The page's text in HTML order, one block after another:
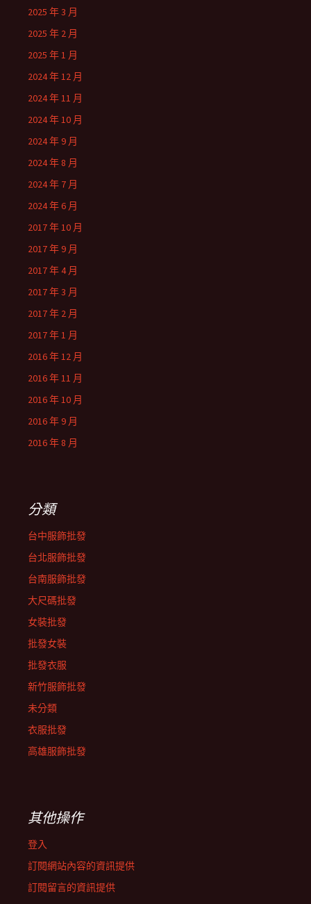
2025 年 3 月
2025 年 2 月
2025 年 1 月
2024 年 12 月
2024 年 11 月
2024 年 10 月
2024 年 9 月
2024 年 8 月
2024 年 7 月
2024 年 6 月
2017 年 10 月
2017 年 9 月
2017 年 4 月
2017 年 3 月
2017 年 2 月
2017 年 1 月
2016 年 12 月
2016 年 11 月
2016 年 10 月
2016 年 9 月
2016 年 8 月
分類
台中服飾批發
台北服飾批發
台南服飾批發
大尺碼批發
女裝批發
批發女裝
批發衣服
新竹服飾批發
未分類
衣服批發
高雄服飾批發
其他操作
登入
訂閱網站內容的資訊提供
訂閱留言的資訊提供